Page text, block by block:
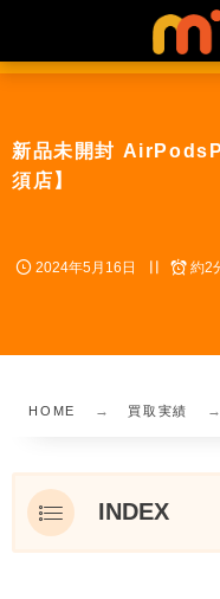
新品未開封
須店】
2024年5月16日 約2
HOME 買取実績
INDEX